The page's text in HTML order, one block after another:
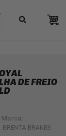
DE FREIO
Marca:
BRENTA BRAKES